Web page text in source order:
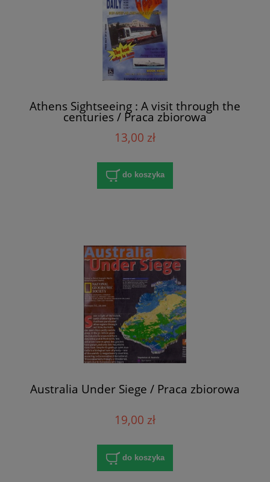
Athens Sightseeing : A visit through the
centuries / Praca zbiorowa
13,00 zł
do koszyka
Australia Under Siege / Praca zbiorowa
19,00 zł
do koszyka